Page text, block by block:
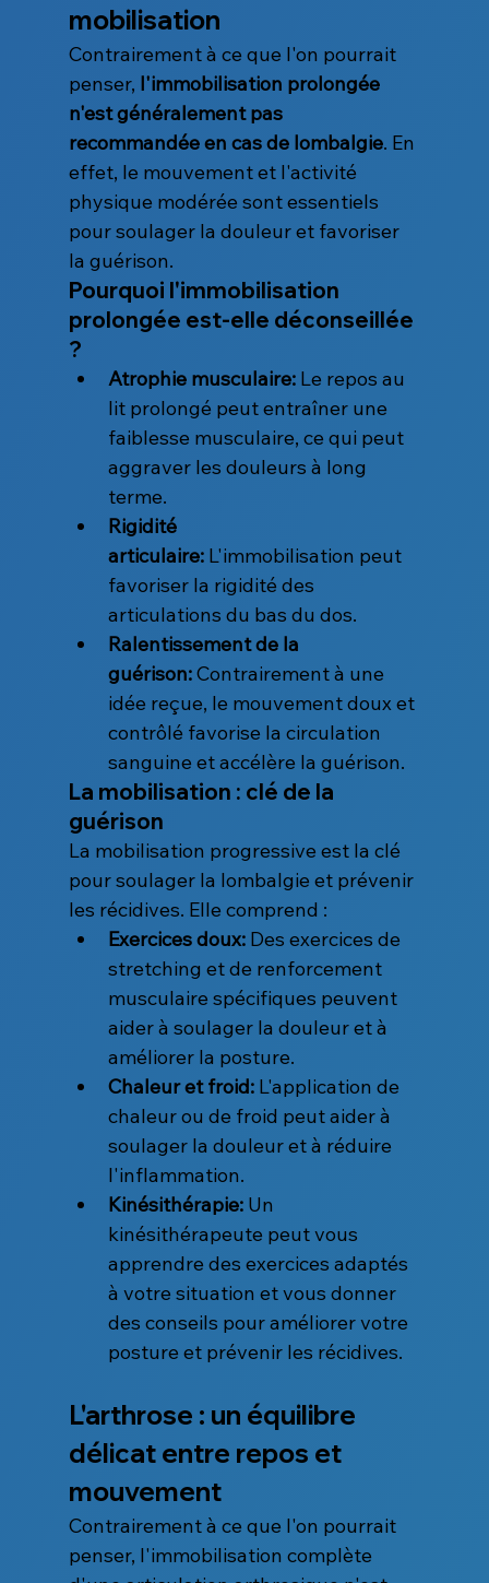
mobilisation
Contrairement à ce que l'on pourrait
penser, l'immobilisation prolongée
n'est généralement pas
recommandée en cas de lombalgie. En
effet, le mouvement et l'activité
physique modérée sont essentiels
pour soulager la douleur et favoriser
la guérison.
Pourquoi l'immobilisation
prolongée est-elle déconseillée
?
Atrophie musculaire: Le repos au
lit prolongé peut entraîner une
faiblesse musculaire, ce qui peut
aggraver les douleurs à long
terme.
Rigidité
articulaire: L'immobilisation peut
favoriser la rigidité des
articulations du bas du dos.
Ralentissement de la
guérison: Contrairement à une
idée reçue, le mouvement doux et
contrôlé favorise la circulation
sanguine et accélère la guérison.
La mobilisation : clé de la
guérison
La mobilisation progressive est la clé
pour soulager la lombalgie et prévenir
les récidives. Elle comprend :
Exercices doux: Des exercices de
stretching et de renforcement
musculaire spécifiques peuvent
aider à soulager la douleur et à
améliorer la posture.
Chaleur et froid: L'application de
chaleur ou de froid peut aider à
soulager la douleur et à réduire
l'inflammation.
Kinésithérapie: Un
kinésithérapeute peut vous
apprendre des exercices adaptés
à votre situation et vous donner
des conseils pour améliorer votre
posture et prévenir les récidives.
L'arthrose : un équilibre
délicat entre repos et
mouvement
Contrairement à ce que l'on pourrait
penser, l'immobilisation complète